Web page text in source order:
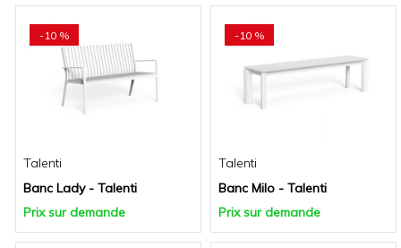
-10 %
Talenti
Banc Lady - Talenti
Prix sur demande
-10 %
Talenti
Banc Milo - Talenti
Prix sur demande